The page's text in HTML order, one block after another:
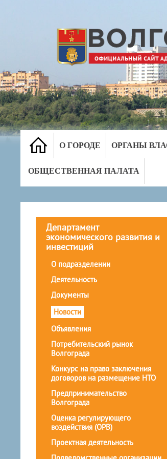
О ГОРОДЕ ОРГАНЫ
ОБЩЕСТВЕННАЯ ПАЛАТА
Департамент
экономического развития и
инвестиций
О подразделении
Деятельность
Документы
Новости
Объявления
Потребительский рынок
Волгограда
Конкурс на право заключения
договоров на размещение НТО
Предпринимательство
Волгограда
Оценка регулирующего
воздействия (ОРВ)
Проектная деятельность